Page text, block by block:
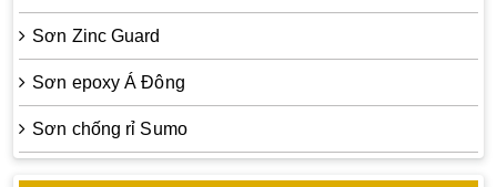
Sơn Zinc Guard
Sơn epoxy Á Đông
Sơn chống rỉ Sumo